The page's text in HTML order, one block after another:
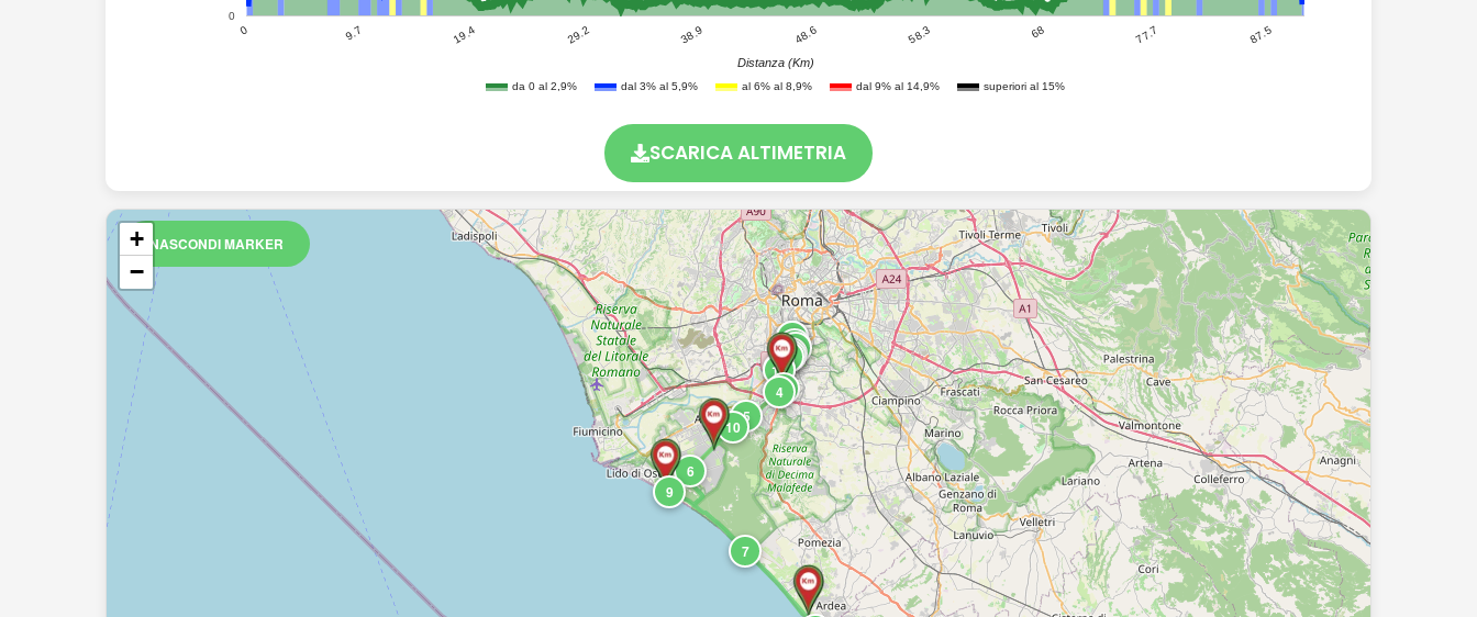
da 0 al 2,9% dal 3% al 5,9% al 6% al 8,9% dal 9% al 14,9% superiori al 15%
0 9.7 19.4 29.2 38.9 48.6 58.3 68 77.7 87.5
0
Distanza (Km)
SCARICA ALTIMETRIA
NASCONDI MARKER
1
2
3
4
5
6
7
9
10
11
12
13
14
15
16
17
+
−